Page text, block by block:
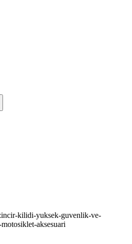
kilidi-yuksek-guvenlik-ve-
aksesuari